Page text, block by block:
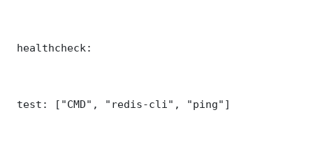
healthcheck:
test: ["CMD", "redis-cli", "ping"]